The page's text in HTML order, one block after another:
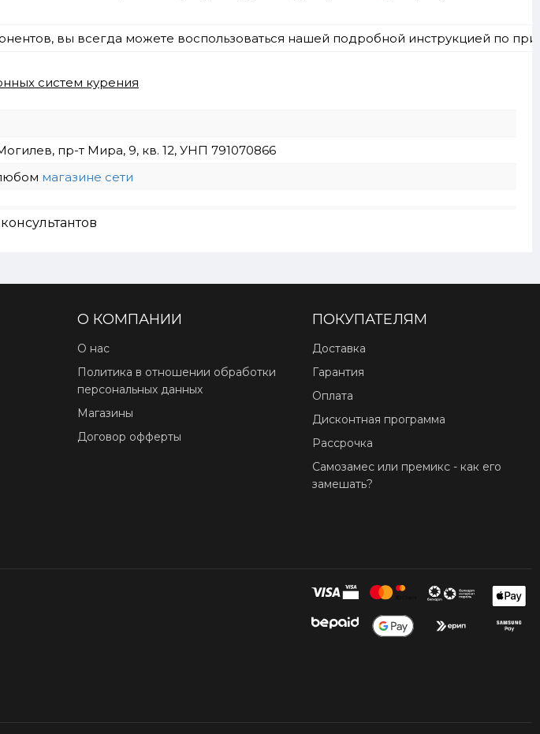
вы всегда можете воспользоваться нашей подробной инструкцией по
систем курения
пр-т Мира, 9, кв. 12, УНП 791070866
магазине сети
О КОМПАНИИ
О нас
Политика в отношении обработки
персональных данных
Магазины
Договор офферты
ПОКУПАТЕЛЯМ
Доставка
Гарантия
Оплата
Дисконтная программа
Рассрочка
Самозамес или премикс - как его
замешать?